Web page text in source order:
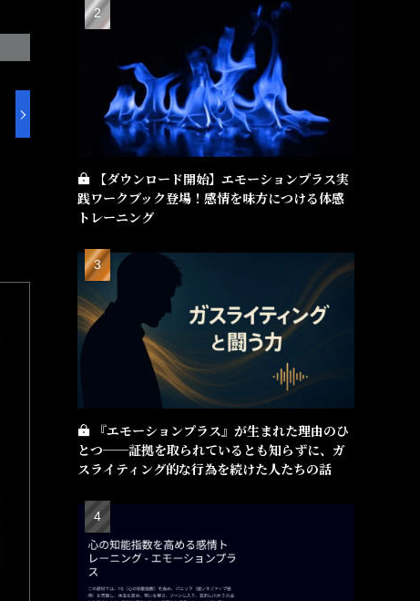
【ダウンロード開始】エモーションプラス実
践ワークブック登場！感情を味方につける体感
トレーニング
『エモーションプラス』が生まれた理由のひ
とつ──証拠を取られているとも知らずに、ガ
スライティング的な行為を続けた人たちの話